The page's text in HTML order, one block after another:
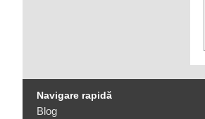
Navigare rapidă
Blog